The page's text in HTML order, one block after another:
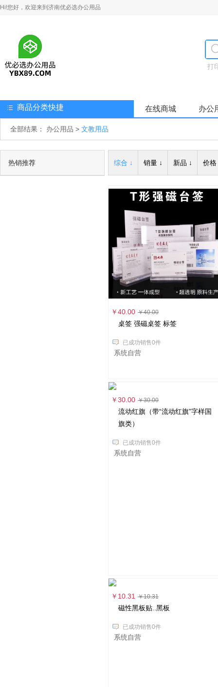
Hi!您好，欢迎来到济南优必选办公用品
打
商品分类快捷 在线商城 办公
全部结果： 办公用品 > 文教用品
热销推荐 综合 ↓ 销量 ↓ 新品 ↓ 价格
￥40.00 ￥40.00
桌签 强磁桌签 标签
已成功销售0件
系统自营
￥30.00 ￥30.00
流动红旗（带“流动红旗”字样国
旗类）
已成功销售0件
系统自营
￥10.31 ￥10.31
磁性黑板贴..黑板
已成功销售0件
系统自营